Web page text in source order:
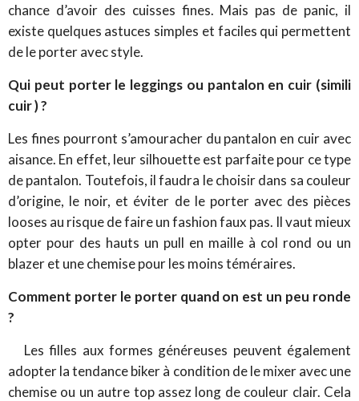
chance d’avoir des cuisses fines. Mais pas de panic, il
existe quelques astuces simples et faciles qui permettent
de le porter avec style.
Qui peut porter le leggings ou pantalon en cuir (simili
cuir ) ?
Les fines pourront s’amouracher du pantalon en cuir avec
aisance. En effet, leur silhouette est parfaite pour ce type
de pantalon. Toutefois, il faudra le choisir dans sa couleur
d’origine, le noir, et éviter de le porter avec des pièces
looses au risque de faire un fashion faux pas. Il vaut mieux
opter pour des hauts un pull en maille à col rond ou un
blazer et une chemise pour les moins téméraires.
Comment porter le porter quand on est un peu ronde
?
Les filles aux formes généreuses peuvent également
adopter la tendance biker à condition de le mixer avec une
chemise ou un autre top assez long de couleur clair. Cela